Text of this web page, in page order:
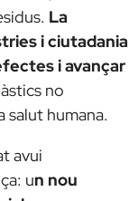
La
i ciutadania
i avançar
no
salut humana.
avui
un nou